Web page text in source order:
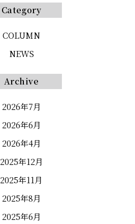
Category
COLUMN
NEWS
Archive
2026年7月
2026年6月
2026年4月
2025年12月
2025年11月
2025年8月
2025年6月